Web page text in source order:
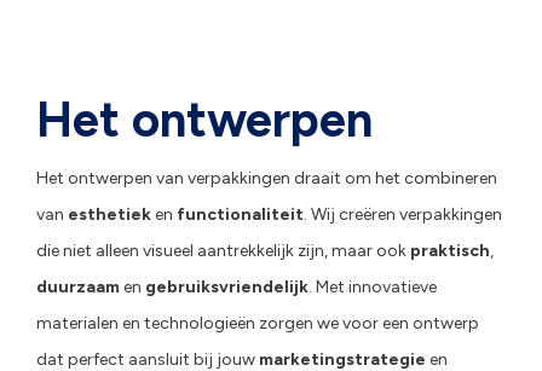
Het ontwerpen
Het ontwerpen van verpakkingen draait om het combineren
van esthetieken functionaliteit. Wij creëren verpakkingen
die niet alleen visueel aantrekkelijk zijn, maar ook praktisch,
duurzaam en gebruiksvriendelijk. Met innovatieve
materialen en technologieën zorgen we voor een ontwerp
dat perfect aansluit bij jouw marketingstrategie en